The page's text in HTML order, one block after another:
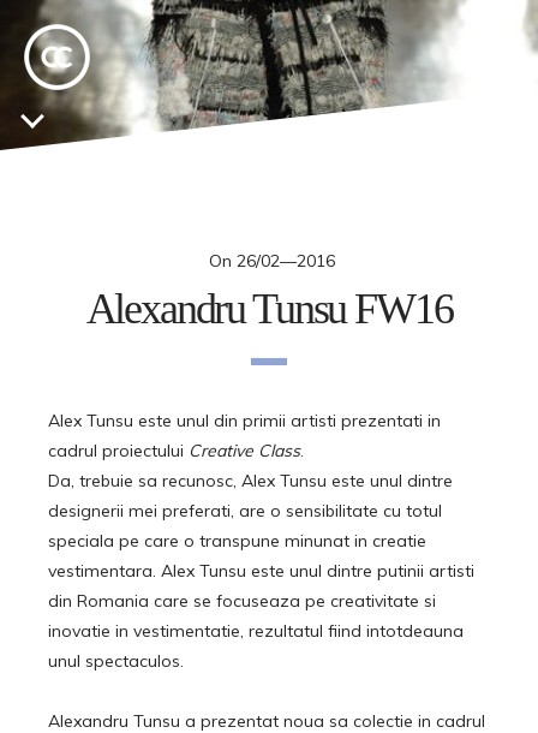
On 26/02—2016
Alexandru Tunsu FW16
Alex Tunsu este unul din primii artisti prezentati in
cadrul proiectului Creative Class.
Da, trebuie sa recunosc, Alex Tunsu este unul dintre
designerii mei preferati, are o sensibilitate cu totul
speciala pe care o transpune minunat in creatie
vestimentara. Alex Tunsu este unul dintre putinii artisti
din Romania care se focuseaza pe creativitate si
inovatie in vestimentatie, rezultatul fiind intotdeauna
unul spectaculos.
Alexandru Tunsu a prezentat noua sa colectie in cadrul